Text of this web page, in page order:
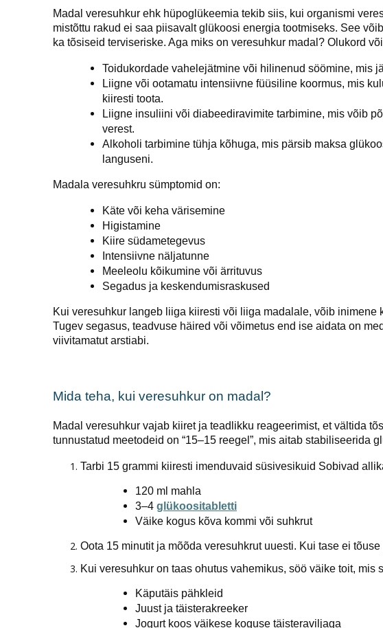
Madal veresuhkur ehk hüpoglükeemia tekib siis, kui organismi
mistõttu rakud ei saa piisavalt glükoosi energia tootmiseks. See
ka tõsiseid terviseriske. Aga miks on veresuhkur madal? Olukord
Toidukordade vahelejätmine või hilinenud söömine, mis
Liigne või ootamatu intensiivne füüsiline koormus, mis
kiiresti toota.
Liigne insuliini või diabeediravimite tarbimine, mis võib
verest.
Alkoholi tarbimine tühja kõhuga, mis pärsib maksa
languseni.
Madala veresuhkru sümptomid on:
Käte või keha värisemine
Higistamine
Kiire südametegevus
Intensiivne näljatunne
Meeleolu kõikumine või ärrituvus
Segadus ja keskendumisraskused
Kui veresuhkur langeb liiga kiiresti või liiga madalale, võib inimene
Tugev segasus, teadvuse häired või võimetus end ise aidata on
viivitamatut arstiabi.
Mida teha, kui veresuhkur on madal?
Madal veresuhkur vajab kiiret ja teadlikku reageerimist, et vältida
tunnustatud meetodeid on “15–15 reegel”, mis aitab stabiliseerida
Tarbi 15 grammi kiiresti imenduvaid süsivesikuid Sobivad
120 ml mahla
3–4 glükoositabletti
Väike kogus kõva kommi või suhkrut
Oota 15 minutit ja mõõda veresuhkrut uuesti. Kui tase ei
Kui veresuhkur on taas ohutus vahemikus, söö väike toit,
Käputäis pähkleid
Juust ja täisterakreeker
Jogurt koos väikese koguse täisteraviljaga